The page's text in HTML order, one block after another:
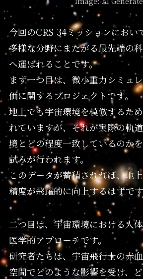
今回のCRS-34ミッションにおい
多様な分野にまたがる最先端の
へ運ばれることです。
まず一つ目は、微小重力シミュ
価に関するプロジェクトです。
地上でも宇宙環境を模倣するた
れていますが、それが実際の軌
境とどの程度一致しているのか
試みが行われます。
このデータが蓄積されれば、地
精度が飛躍的に向上するはずです
二つ目は、宇宙環境における人
医学的アプローチです。
研究者たちは、宇宙飛行士の赤
空間でどのような影響を受け、